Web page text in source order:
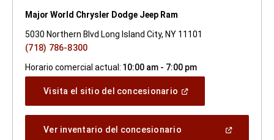
Major World Chrysler Dodge Jeep Ram
5030 Northern Blvd Long Island City, NY 11101
(718) 786-8300
Horario comercial actual: 10:00 am - 7:00 pm
Visita el sitio del concesionario (Abrir
nueva)
Ver inventario del concesionario